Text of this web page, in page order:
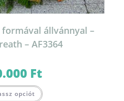
állvánnyal –
– AF3364
Ft
opciót